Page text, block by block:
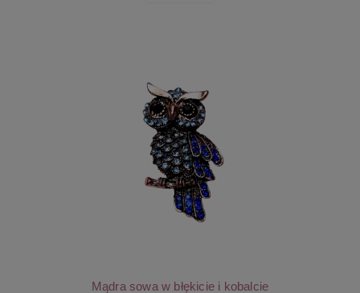
Mądra sowa w błękicie i kobalcie